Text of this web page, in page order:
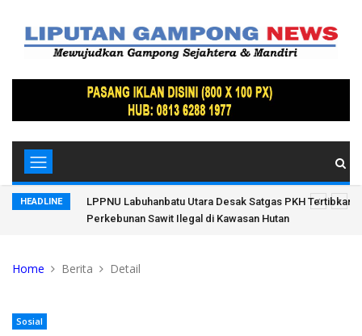
HEADLINE
LPPNU Labuhanbatu Utara Desak Satgas PKH Tertibkan
Perkebunan Sawit Ilegal di Kawasan Hutan
Home Berita Detail
Sosial